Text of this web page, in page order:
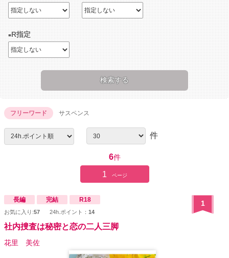
R指定
フリーワード サスペンス
件
6件
1 ページ
長編 完結 R18
お気に入り:57 24h.ポイント： 14
1
社内捜査は秘密と恋の二人三脚
花里 美佐